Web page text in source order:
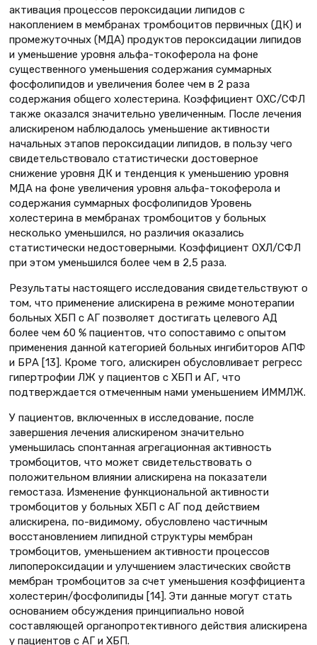
активация процессов пероксидации липидов с
накоплением в мембранах тромбоцитов первичных (ДК) и
промежуточных (МДА) продуктов пероксидации липидов
и уменьшение уровня альфа-токоферола на фоне
существенного уменьшения содержания суммарных
фосфолипидов и увеличения более чем в 2 раза
содержания общего холестерина. Коэффициент ОХС/СФЛ
также оказался значительно увеличенным. После лечения
алискиреном наблюдалось уменьшение активности
начальных этапов пероксидации липидов, в пользу чего
свидетельствовало статистически достоверное
снижение уровня ДК и тенденция к уменьшению уровня
МДА на фоне увеличения уровня альфа-токоферола и
содержания суммарных фосфолипидов Уровень
холестерина в мембранах тромбоцитов у больных
несколько уменьшился, но различия оказались
статистически недостоверными. Коэффициент ОХЛ/СФЛ
при этом уменьшился более чем в 2,5 раза.
Результаты настоящего исследования свидетельствуют о
том, что применение алискирена в режиме монотерапии
больных ХБП с АГ позволяет достигать целевого АД
более чем 60 % пациентов, что сопоставимо с опытом
применения данной категорией больных ингибиторов АПФ
и БРА [13]. Кроме того, алискирен обусловливает регресс
гипертрофии ЛЖ у пациентов с ХБП и АГ, что
подтверждается отмеченным нами уменьшением ИММЛЖ.
У пациентов, включенных в исследование, после
завершения лечения алискиреном значительно
уменьшилась спонтанная агрегационная активность
тромбоцитов, что может свидетельствовать о
положительном влиянии алискирена на показатели
гемостаза. Изменение функциональной активности
тромбоцитов у больных ХБП с АГ под действием
алискирена, по-видимому, обусловлено частичным
восстановлением липидной структуры мембран
тромбоцитов, уменьшением активности процессов
липопероксидации и улучшением эластических свойств
мембран тромбоцитов за счет уменьшения коэффициента
холестерин/фосфолипиды [14]. Эти данные могут стать
основанием обсуждения принципиально новой
составляющей органопротективного действия алискирена
у пациентов с АГ и ХБП.